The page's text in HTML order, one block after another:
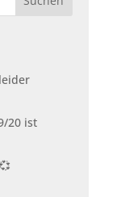
20 ist